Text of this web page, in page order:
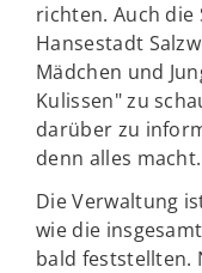
richten. Auch
Hansestadt
Mädchen und
Kulissen" zu
darüber zu
denn alles macht.
Die Verwaltung
wie die
bald feststellten.